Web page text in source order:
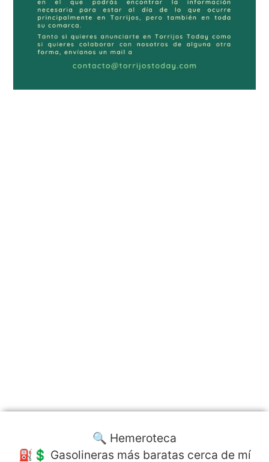
🔍 Hemeroteca
⛽️💲 Gasolineras más baratas cerca de mí